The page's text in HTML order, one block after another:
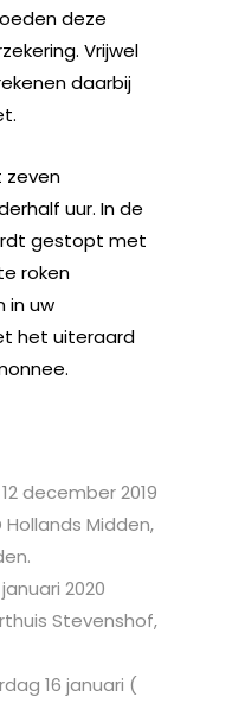
deze
Vrijwel
daarbij
zeven
uur. In de
gestopt met
roken
in uw
het uiteraard
december 2019
Hollands Midden,
2020
Stevenshof,
16 januari (